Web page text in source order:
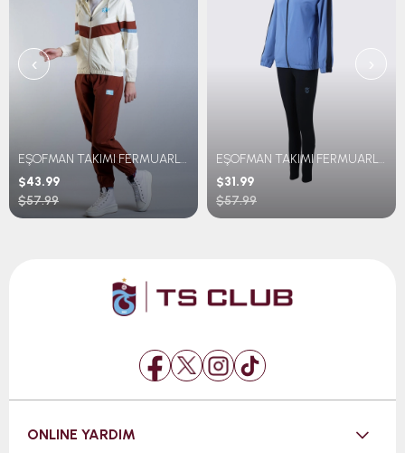
EŞOFMAN TAKIMI FERMUARLI RETRO
$43.99
$57.99
EŞOFMAN TAKIMI FERMUARLI İÇ LOGOLU
$31.99
$57.99
‹ ›
ONLINE YARDIM